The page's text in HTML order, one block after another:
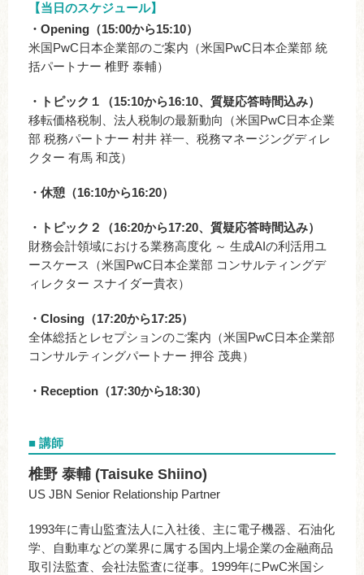
【当日のスケジュール】
・Opening（15:00から15:10）
米国PwC日本企業部のご案内（米国PwC日本企業部 統
括パートナー 椎野 泰輔）
・トピック１（15:10から16:10、質疑応答時間込み）
移転価格税制、法人税制の最新動向（米国PwC日本企業
部 税務パートナー 村井 祥一、税務マネージングディレ
クター 有馬 和茂）
・休憩（16:10から16:20）
・トピック２（16:20から17:20、質疑応答時間込み）
財務会計領域における業務高度化 ～ 生成AIの利活用ユ
ースケース（米国PwC日本企業部 コンサルティングデ
ィレクター スナイダー貴衣）
・Closing（17:20から17:25）
全体総括とレセプションのご案内（米国PwC日本企業部
コンサルティングパートナー 押谷 茂典）
・Reception（17:30から18:30）
■ 講師
椎野 泰輔 (Taisuke Shiino)
US JBN Senior Relationship Partner
1993年に青山監査法人に入社後、主に電子機器、石油化
学、自動車などの業界に属する国内上場企業の金融商品
取引法監査、会社法監査に従事。1999年にPwC米国シ